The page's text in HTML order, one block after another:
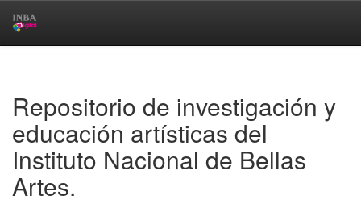
Repositorio de investigación y
educación artísticas del
Instituto Nacional de Bellas
Artes.